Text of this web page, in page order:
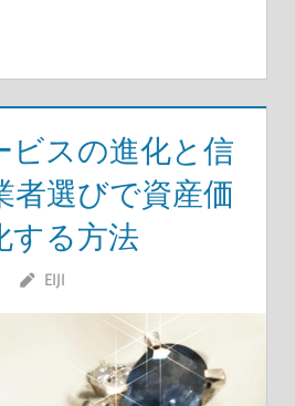
ビスの進化と信
者選びで資産価
する方法
EIJI